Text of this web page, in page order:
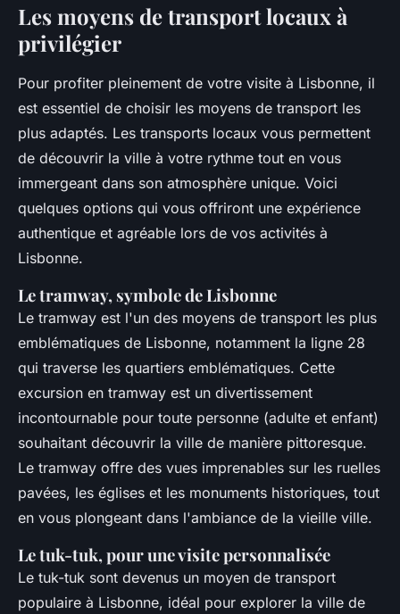
Les moyens de transport locaux à
privilégier
Pour profiter pleinement de votre visite à Lisbonne, il
est essentiel de choisir les moyens de transport les
plus adaptés. Les transports locaux vous permettent
de découvrir la ville à votre rythme tout en vous
immergeant dans son atmosphère unique. Voici
quelques options qui vous offriront une expérience
authentique et agréable lors de vos activités à
Lisbonne.
Le tramway, symbole de Lisbonne
Le tramway est l'un des moyens de transport les plus
emblématiques de Lisbonne, notamment la ligne 28
qui traverse les quartiers emblématiques. Cette
excursion en tramway est un divertissement
incontournable pour toute personne (adulte et enfant)
souhaitant découvrir la ville de manière pittoresque.
Le tramway offre des vues imprenables sur les ruelles
pavées, les églises et les monuments historiques, tout
en vous plongeant dans l'ambiance de la vieille ville.
Le tuk-tuk, pour une visite personnalisée
Le tuk-tuk sont devenus un moyen de transport
populaire à Lisbonne, idéal pour explorer la ville de